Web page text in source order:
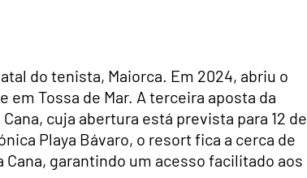
do tenista, Maiorca. Em 2024, abriu o
Tossa de Mar. A terceira aposta da
cuja abertura está prevista para 12 de
Playa Bávaro, o resort fica a cerca de
garantindo um acesso facilitado aos